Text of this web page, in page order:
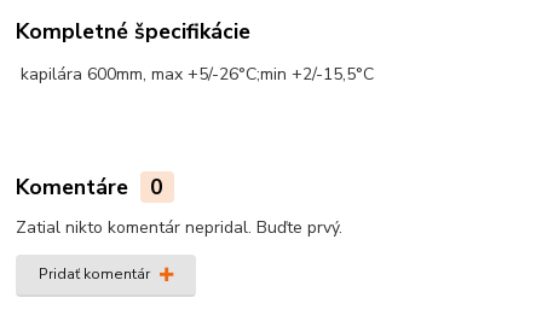
Kompletné špecifikácie
kapilára 600mm, max +5/-26°C;min +2/-15,5°C
Komentáre 0
Zatial nikto komentár nepridal. Buďte prvý.
Pridať komentár